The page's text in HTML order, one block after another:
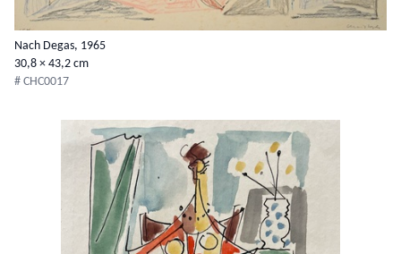
Nach Degas, 1965
30,8 × 43,2 cm
# CHC0017